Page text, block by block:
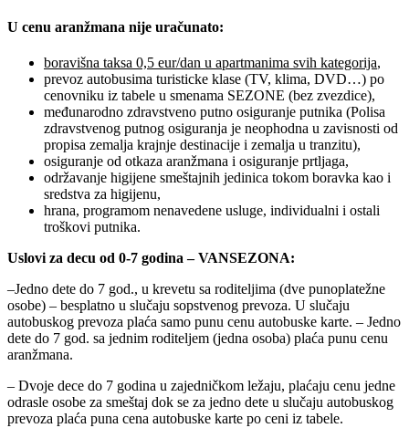
U cenu aranžmana nije uračunato:
boravišna taksa 0,5 eur/dan u apartmanima svih kategorija,
prevoz autobusima turisticke klase (TV, klima, DVD…) po
cenovniku iz tabele u smenama SEZONE (bez zvezdice),
međunarodno zdravstveno putno osiguranje putnika (Polisa
zdravstvenog putnog osiguranja je neophodna u zavisnosti od
propisa zemalja krajnje destinacije i zemalja u tranzitu),
osiguranje od otkaza aranžmana i osiguranje prtljaga,
održavanje higijene smeštajnih jedinica tokom boravka kao i
sredstva za higijenu,
hrana, programom nenavedene usluge, individualni i ostali
troškovi putnika.
Uslovi za decu od 0-7 godina – VANSEZONA:
–Jedno dete do 7 god., u krevetu sa roditeljima (dve punoplatežne
osobe) – besplatno u slučaju sopstvenog prevoza. U slučaju
autobuskog prevoza plaća samo punu cenu autobuske karte. – Jedno
dete do 7 god. sa jednim roditeljem (jedna osoba) plaća punu cenu
aranžmana.
– Dvoje dece do 7 godina u zajedničkom ležaju, plaćaju cenu jedne
odrasle osobe za smeštaj dok se za jedno dete u slučaju autobuskog
prevoza plaća puna cena autobuske karte po ceni iz tabele.